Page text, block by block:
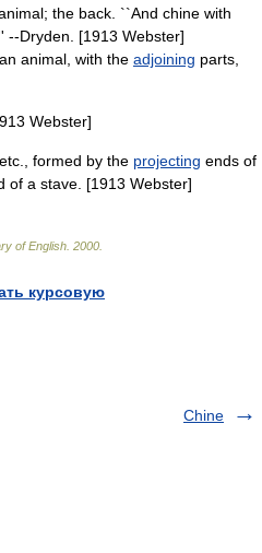
the back. ``And chine with
--Dryden. [1913 Webster]
animal, with the adjoining parts,
Webster]
formed by the projecting ends of
of a stave. [1913 Webster]
of English 2000
курсовую
Chine